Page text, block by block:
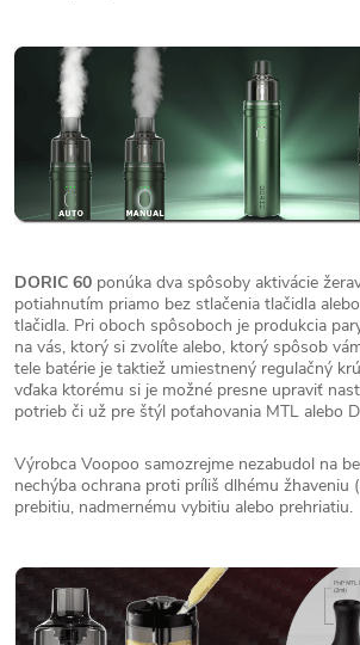
DORIC 60 ponúka dva spôsoby aktivácie
potiahnutím priamo bez stlačenia tlačidla
tlačidla. Pri oboch spôsoboch je produkcia
na vás, ktorý si zvolíte alebo, ktorý spôsob
tele batérie je taktiež umiestnený regulačný
vďaka ktorému si je možné presne upraviť
potrieb či už pre štýl poťahovania MTL alebo
Výrobca Voopoo samozrejme nezabudol na
nechýba ochrana proti príliš dlhému žhaveniu
prebitiu, nadmernému vybitiu alebo prehriatiu.